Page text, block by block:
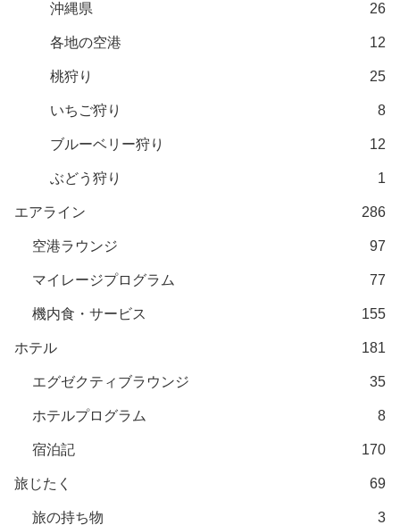
沖縄県 26
各地の空港 12
桃狩り 25
いちご狩り 8
ブルーベリー狩り 12
ぶどう狩り 1
エアライン 286
空港ラウンジ 97
マイレージプログラム 77
機内食・サービス 155
ホテル 181
エグゼクティブラウンジ 35
ホテルプログラム 8
宿泊記 170
旅じたく 69
旅の持ち物 3